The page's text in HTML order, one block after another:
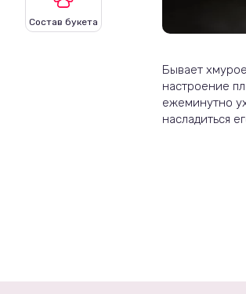
Состав букета
Бывает
настроение
ежеминутно
насладиться